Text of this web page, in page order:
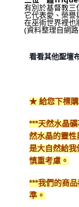
有別於基督教三
它代表愛、榮譽
在巫術世界裡也
(資料整理自網
看看其他聖壇
★ 給您下標
***天然水晶
然水晶的靈性
是大自然給
慎重考慮。
***我們的商
準。